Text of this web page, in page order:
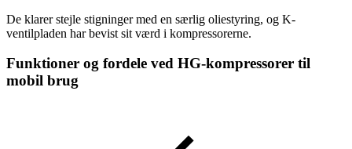
De klarer stejle stigninger med en særlig oliestyring, og K-
ventilpladen har bevist sit værd i kompressorerne.
Funktioner og fordele ved HG-kompressorer til
mobil brug